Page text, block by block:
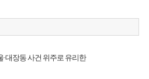
·대장동 사건 위주로 유리한